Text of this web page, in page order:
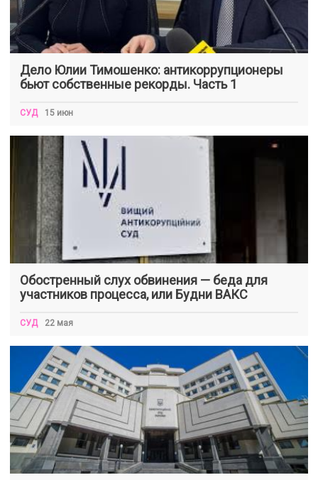
Дело Юлии Тимошенко: антикоррупционеры
бьют собственные рекорды. Часть 1
СУД 15 июн
Обостренный слух обвинения — беда для
участников процесса, или Будни ВАКС
СУД 22 мая